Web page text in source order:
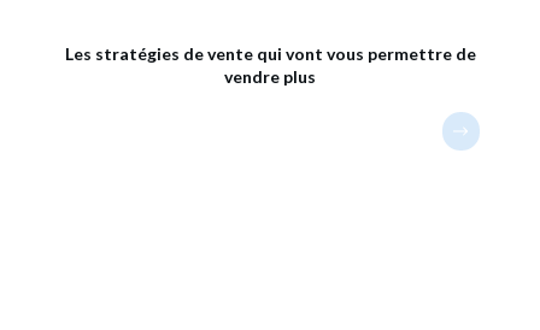
Les stratégies de vente qui vont vous permettre de
vendre plus